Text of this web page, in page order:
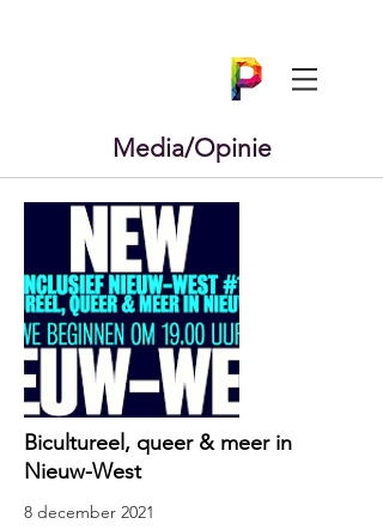
Media/Opinie
Bicultureel, queer & meer in
Nieuw-West
8 december 2021